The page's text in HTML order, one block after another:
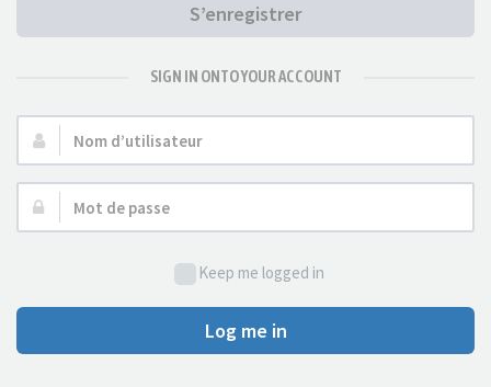
S’enregistrer
SIGN IN ONTO YOUR ACCOUNT
Nom
d’utilisateur :
Mot
de
Keep me logged in
Log me in